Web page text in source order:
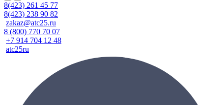
8(423) 261 45 77
8(423) 238 90 82
zakaz@atc25.ru
8 (800) 770 70 07
+7 914 704 12 48
atc25ru